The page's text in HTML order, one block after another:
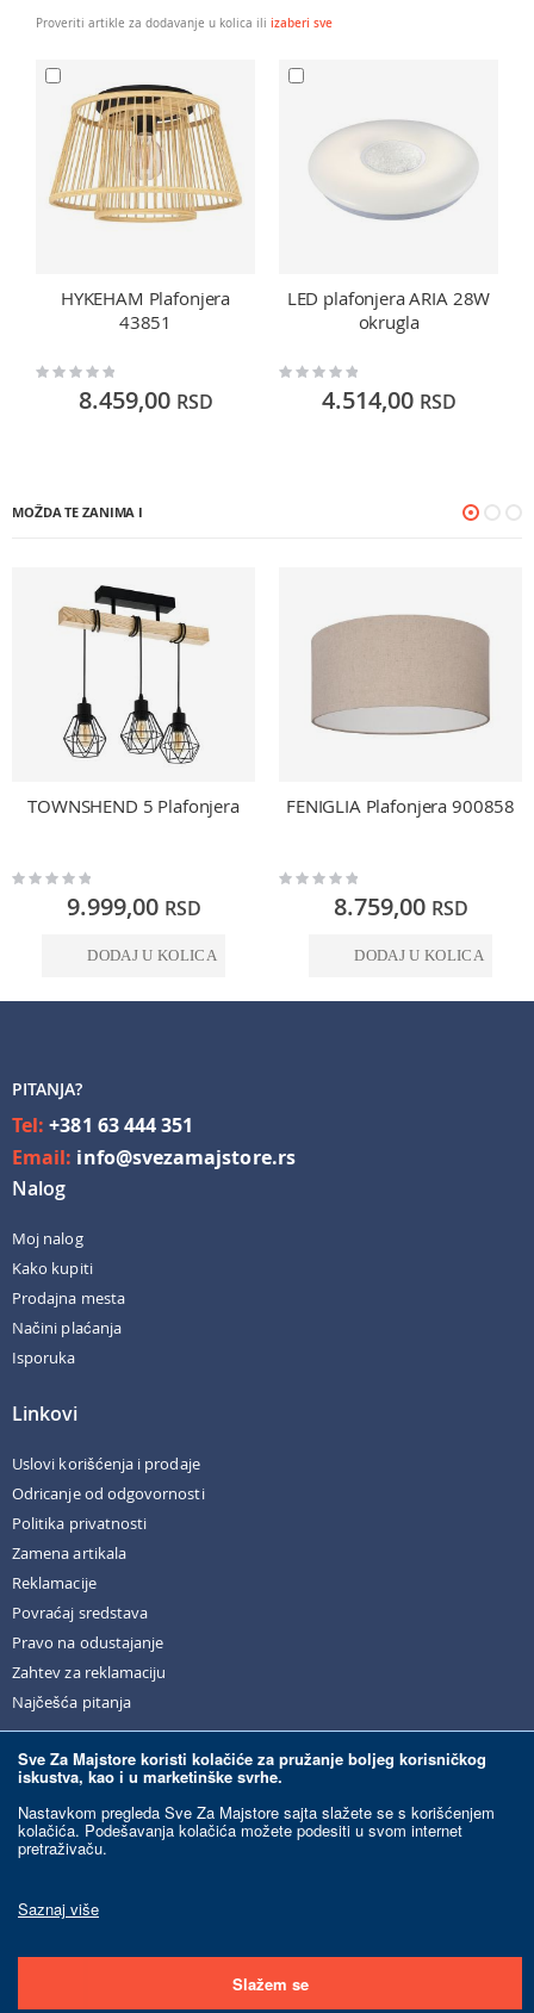
Slažem se
Sve Za Majstore koristi kolačiće za pružanje boljeg korisničkog
iskustva, kao i u marketinške svrhe.
Nastavkom pregleda Sve Za Majstore sajta slažete se s korišćenjem
kolačića. Podešavanja kolačića možete podesiti u svom internet
pretraživaču.
Saznaj više
Proveriti artikle za dodavanje u kolica ili izaberi sve
HYKEHAM Plafonjera
43851
Rating:
8.459,00 RSD
LED plafonjera ARIA 28W
okrugla
Rating:
4.514,00 RSD
MOŽDA TE ZANIMA I
TOWNSHEND 5 Plafonjera
Rating:
9.999,00 RSD
DODAJ U KOLICA
FENIGLIA Plafonjera 900858
Rating:
8.759,00 RSD
DODAJ U KOLICA
PITANJA?
Tel:+381 63 444 351
Email: info@svezamajstore.rs
Nalog
Moj nalog
Kako kupiti
Prodajna mesta
Načini plaćanja
Isporuka
Linkovi
Uslovi korišćenja i prodaje
Odricanje od odgovornosti
Politika privatnosti
Zamena artikala
Reklamacije
Povraćaj sredstava
Pravo na odustajanje
Zahtev za reklamaciju
Najčešća pitanja
Razvoj sajta:
Uslovi korišćenja
© Sve Za Majstore. 2026. Sva prava zadržana.